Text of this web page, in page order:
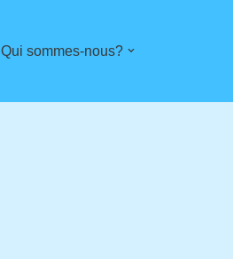
Qui sommes-nous?